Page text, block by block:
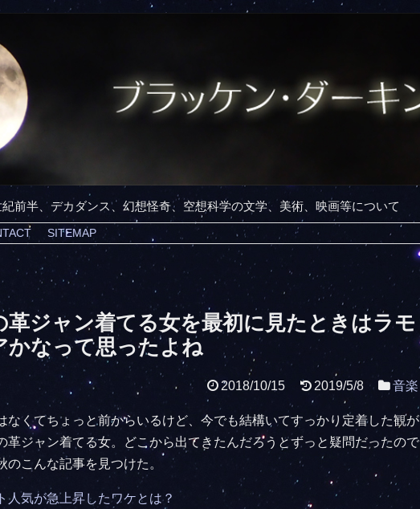
前半、デカダンス、幻想怪奇、空想科学の文学、美術、映画等について
SITEMAP
革ジャン着てる女を最初に見たときはラモ
かなって思ったよね
2018/10/15 2019/5/8 音楽
なくてちょっと前からいるけど、今でも結構いてすっかり定着した観が
革ジャン着てる女。どこから出てきたんだろうとずっと疑問だったので
こんな記事を見つけた。
人気が急上昇したワケとは？